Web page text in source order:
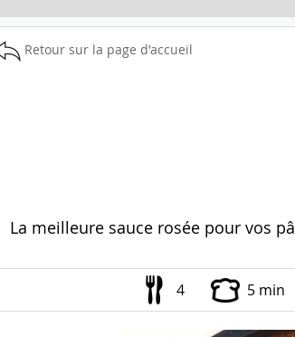
Retour sur la page d'accueil
La meilleure sauce rosée pour vos
4 5 min